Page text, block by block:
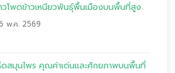
วโพดข้าวเหนียวพันธุ์พื้นเมืองบนพื้นที่สูง
พ.ค. 2569
ดสมุนไพร คุณค่าเด่นและศักยภาพบนพื้นที่